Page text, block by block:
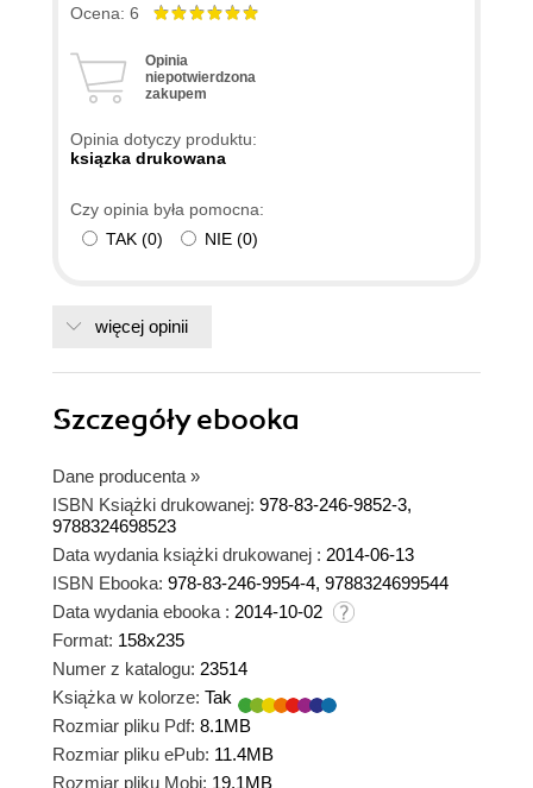
Ocena: 6
Opinia
niepotwierdzona
zakupem
Opinia dotyczy produktu:
ksiązka drukowana
Czy opinia była pomocna:
TAK (0) NIE (0)
więcej opinii
Szczegółyebooka
Dane producenta »
ISBN Książki drukowanej: 978-83-246-9852-3,
9788324698523
Data wydania książki drukowanej : 2014-06-13
ISBN Ebooka: 978-83-246-9954-4, 9788324699544
Data wydania ebooka : 2014-10-02
Format: 158x235
Numer z katalogu: 23514
Książka w kolorze: Tak
Rozmiar pliku Pdf: 8.1MB
Rozmiar pliku ePub: 11.4MB
Rozmiar pliku Mobi: 19.1MB